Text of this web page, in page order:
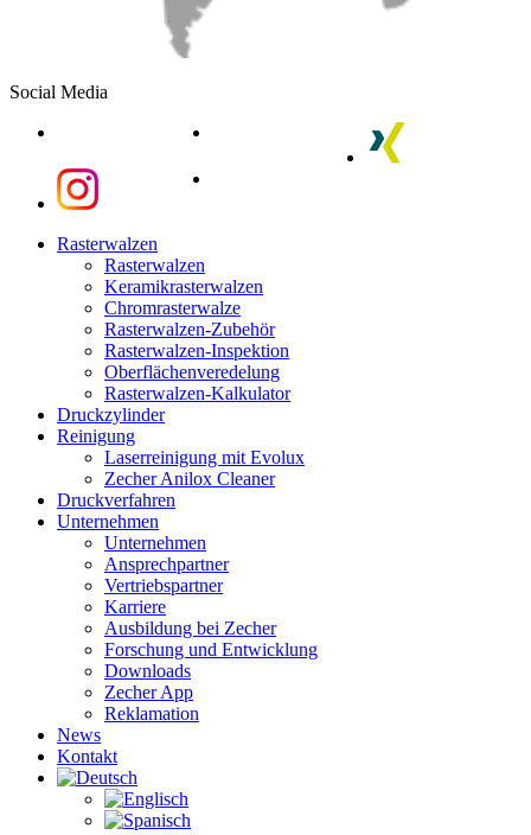
Social Media
xing
instagram
Close
Rasterwalzen
Rasterwalzen
Keramikrasterwalzen
Chromrasterwalze
Rasterwalzen-Zubehör
Rasterwalzen-Inspektion
Oberflächenveredelung
Rasterwalzen-Kalkulator
Druckzylinder
Reinigung
Laserreinigung mit Evolux
Zecher Anilox Cleaner
Druckverfahren
Unternehmen
Unternehmen
Ansprechpartner
Vertriebspartner
Karriere
Ausbildung bei Zecher
Forschung und Entwicklung
Downloads
Zecher App
Reklamation
News
Kontakt